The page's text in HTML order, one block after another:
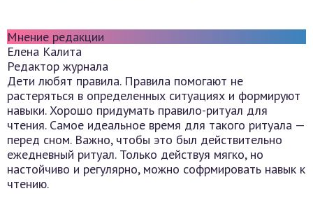
Мнение редакции
Елена Калита
Редактор журнала
Дети любят правила. Правила помогают не
растеряться в определенных ситуациях и формируют
навыки. Хорошо придумать правило-ритуал для
чтения. Самое идеальное время для такого ритуала —
перед сном. Важно, чтобы это был действительно
ежедневный ритуал. Только действуя мягко, но
настойчиво и регулярно, можно софрмировать навык к
чтению.